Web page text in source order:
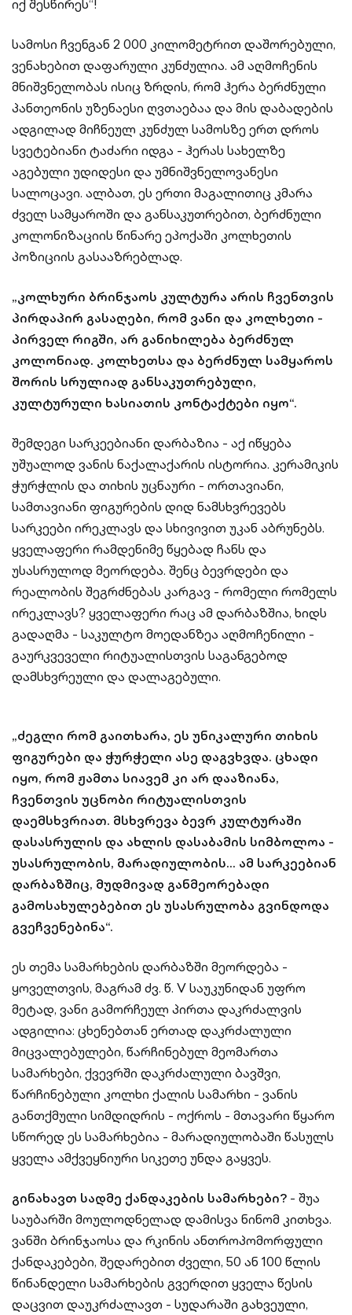
იქ შესწირეს“!
სამოსი ჩვენგან 2 000 კილომეტრით დაშორებული,
ვენახებით დაფარული კუნძულია. ამ აღმოჩენის
მნიშვნელობას ისიც ზრდის, რომ ჰერა ბერძნული
პანთეონის უზენაესი ღვთაებაა და მის დაბადების
ადგილად მიჩნეულ კუნძულ სამოსზე ერთ დროს
სვეტებიანი ტაძარი იდგა - ჰერას სახელზე
აგებული უდიდესი და უმნიშვნელოვანესი
სალოცავი. ალბათ, ეს ერთი მაგალითიც კმარა
ძველ სამყაროში და განსაკუთრებით, ბერძნული
კოლონიზაციის წინარე ეპოქაში კოლხეთის
პოზიციის გასააზრებლად.
„კოლხური ბრინჯაოს კულტურა არის ჩვენთვის
პირდაპირ გასაღები, რომ ვანი და კოლხეთი -
პირველ რიგში, არ განიხილება ბერძნულ
კოლონიად. კოლხეთსა და ბერძნულ სამყაროს
შორის სრულიად განსაკუთრებული,
კულტურული ხასიათის კონტაქტები იყო“.
შემდეგი სარკეებიანი დარბაზია - აქ იწყება
უშუალოდ ვანის ნაქალაქარის ისტორია. კერამიკის
ჭურჭლის და თიხის უცნაური - ორთავიანი,
სამთავიანი ფიგურების დიდ ნამსხვრევებს
სარკეები ირეკლავს და სხივივით უკან აბრუნებს.
ყველაფერი რამდენიმე წყებად ჩანს და
უსასრულოდ მეორდება. შენც ბევრდები და
რეალობის შეგრძნებას კარგავ - რომელი რომელს
ირეკლავს? ყველაფერი რაც ამ დარბაზშია, ხიდს
გადაღმა - საკულტო მოედანზეა აღმოჩენილი -
გაურკვეველი რიტუალისთვის საგანგებოდ
დამსხვრეული და დალაგებული.
„ძეგლი რომ გაითხარა, ეს უნიკალური თიხის
ფიგურები და ჭურჭელი ასე დაგვხვდა. ცხადი
იყო, რომ ჟამთა სიავემ კი არ დააზიანა,
ჩვენთვის უცნობი რიტუალისთვის
დაემსხვრიათ. მსხვრევა ბევრ კულტურაში
დასასრულის და ახლის დასაბამის სიმბოლოა -
უსასრულობის, მარადიულობის... ამ სარკეებიან
დარბაზშიც, მუდმივად განმეორებადი
გამოსახულებებით ეს უსასრულობა გვინდოდა
გვეჩვენებინა“.
ეს თემა სამარხების დარბაზში მეორდება -
ყოველთვის, მაგრამ ძვ. წ. V საუკუნიდან უფრო
მეტად, ვანი გამორჩეულ პირთა დაკრძალვის
ადგილია: ცხენებთან ერთად დაკრძალული
მიცვალებულები, წარჩინებულ მეომართა
სამარხები, ქვევრში დაკრძალული ბავშვი,
წარჩინებული კოლხი ქალის სამარხი - ვანის
განთქმული სიმდიდრის - ოქროს - მთავარი წყარო
სწორედ ეს სამარხებია - მარადიულობაში წასულს
ყველა ამქვეყნიური სიკეთე უნდა გაყვეს.
გინახავთ სადმე ქანდაკების სამარხები? - შუა
საუბარში მოულოდნელად დამისვა ნინომ კითხვა.
ვანში ბრინჯაოსა და რკინის ანთროპომორფული
ქანდაკებები, შედარებით ძველი, 50 ან 100 წლის
წინანდელი სამარხების გვერდით ყველა წესის
დაცვით დაუკრძალავთ - სუდარაში გახვეული,